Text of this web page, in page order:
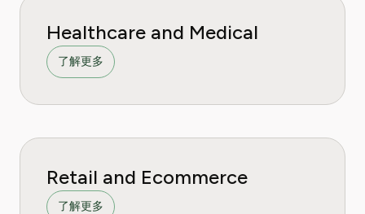
Healthcare and Medical
了解更多
Retail and Ecommerce
了解更多